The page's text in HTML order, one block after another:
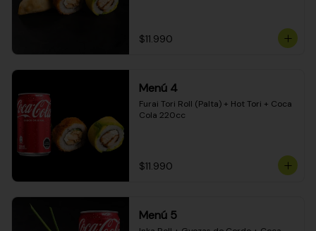
$11.990
Menú 4
Furai Tori Roll (Palta) + Hot Tori + Coca
Cola 220cc
$11.990
Menú 5